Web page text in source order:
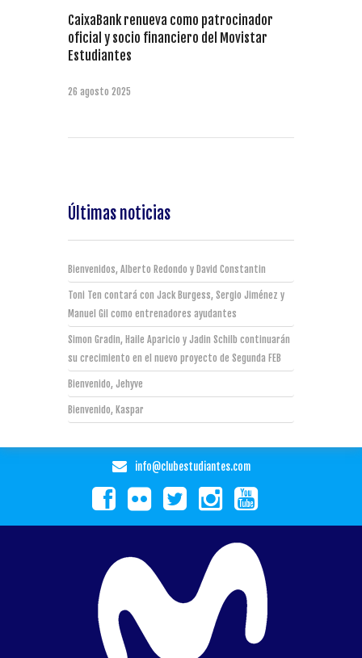
CaixaBank renueva como patrocinador
oficial y socio financiero del Movistar
Estudiantes
26 agosto 2025
Últimas noticias
Bienvenidos, Alberto Redondo y David Constantin
Toni Ten contará con Jack Burgess, Sergio Jiménez y
Manuel Gil como entrenadores ayudantes
Simon Gradin, Haile Aparicio y Jadin Schilb continuarán
su crecimiento en el nuevo proyecto de Segunda FEB
Bienvenido, Jehyve
Bienvenido, Kaspar
info@clubestudiantes.com